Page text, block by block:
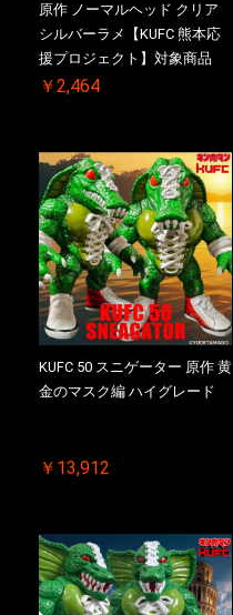
原作 ノーマルヘッド クリア
シルバーラメ【KUFC 熊本応
援プロジェクト】対象商品
￥2,464
KUFC 50 スニゲーター 原作 黄
金のマスク編 ハイグレード
￥13,912